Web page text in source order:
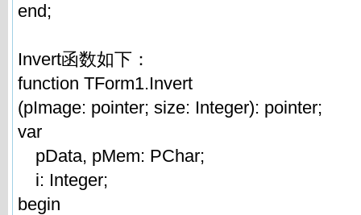
end;
Invert函数如下：
function TForm1.Invert
(pImage: pointer; size: Integer): pointer;
var
pData, pMem: PChar;
i: Integer;
begin